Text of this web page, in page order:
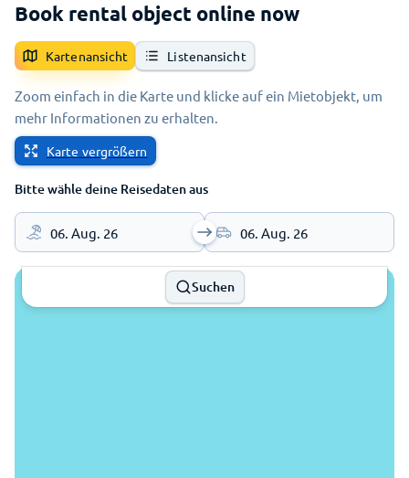
Book rental object online now
Kartenansicht Listenansicht
Zoom einfach in die Karte und klicke auf ein Mietobjekt, um
mehr Informationen zu erhalten.
Karte vergrößern
Bitte wähle deine Reisedaten aus
06. Aug. 26 06. Aug. 26
Suchen